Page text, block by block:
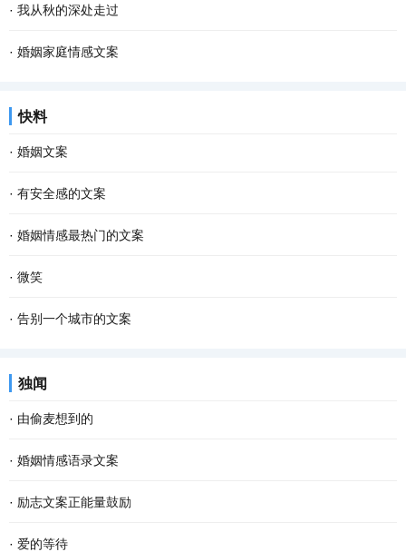
· 我从秋的深处走过
· 婚姻家庭情感文案
快料
· 婚姻文案
· 有安全感的文案
· 婚姻情感最热门的文案
· 微笑
· 告别一个城市的文案
独闻
· 由偷麦想到的
· 婚姻情感语录文案
· 励志文案正能量鼓励
· 爱的等待